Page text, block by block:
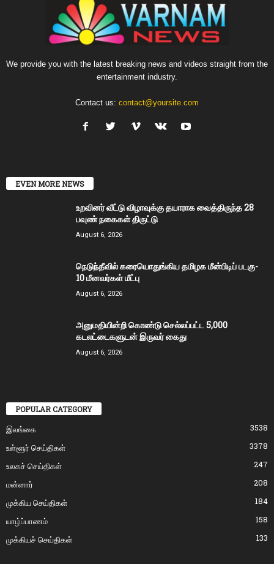
We provide you with the latest breaking news and videos straight from the
entertainment industry.
Contact us: contact@yoursite.com
EVEN MORE NEWS
உறவினர் வீட்டு விழாவுக்கு தயாராக வைத்திருந்த 28
பவுண் நகைகள் திருட்டு
August 6, 2026
நெடுந்தீவில் கரையொதுங்கிய தமிழக மீன்பிடிப் படகு-
10 மீனவர்கள் மீட்பு
August 6, 2026
அனுமதியின்றி கொண்டு செல்லப்பட்ட 5,000
கடலட்டைகளுடன் இருவர் கைது
August 6, 2026
POPULAR CATEGORY
இலங்கை
3538
உள்ளூர் செய்திகள்
3378
உலகச் செய்திகள்
247
மன்னார்
208
முக்கிய செய்திகள்
184
யாழ்ப்பாணம்
158
முக்கியச் செய்திகள்
133